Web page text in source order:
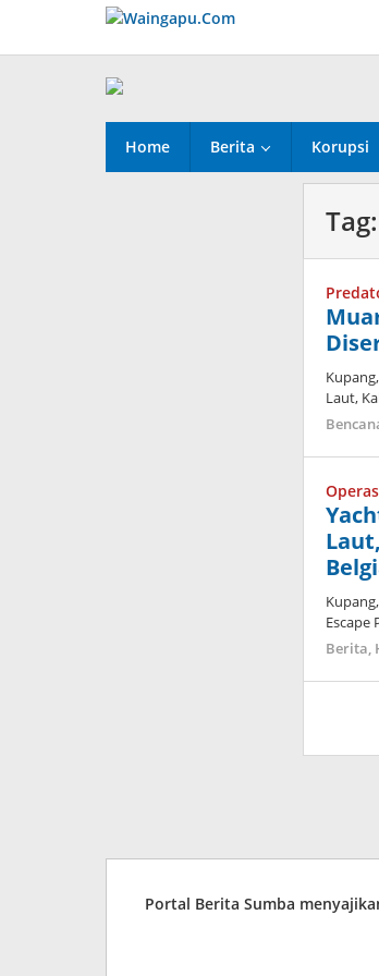
konten
Home Berita Korupsi
Tag:
Laut,
Escape
Berita,
Portal Berita Sumba